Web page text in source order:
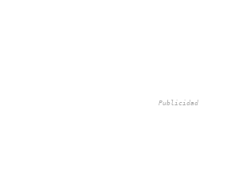
Publicidad